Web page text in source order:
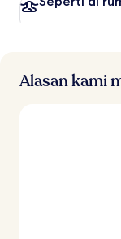
Alasan kami